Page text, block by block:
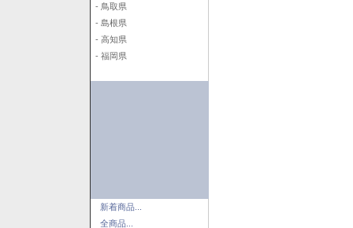
- 鳥取県
- 島根県
- 高知県
- 福岡県
新着商品...
全商品...